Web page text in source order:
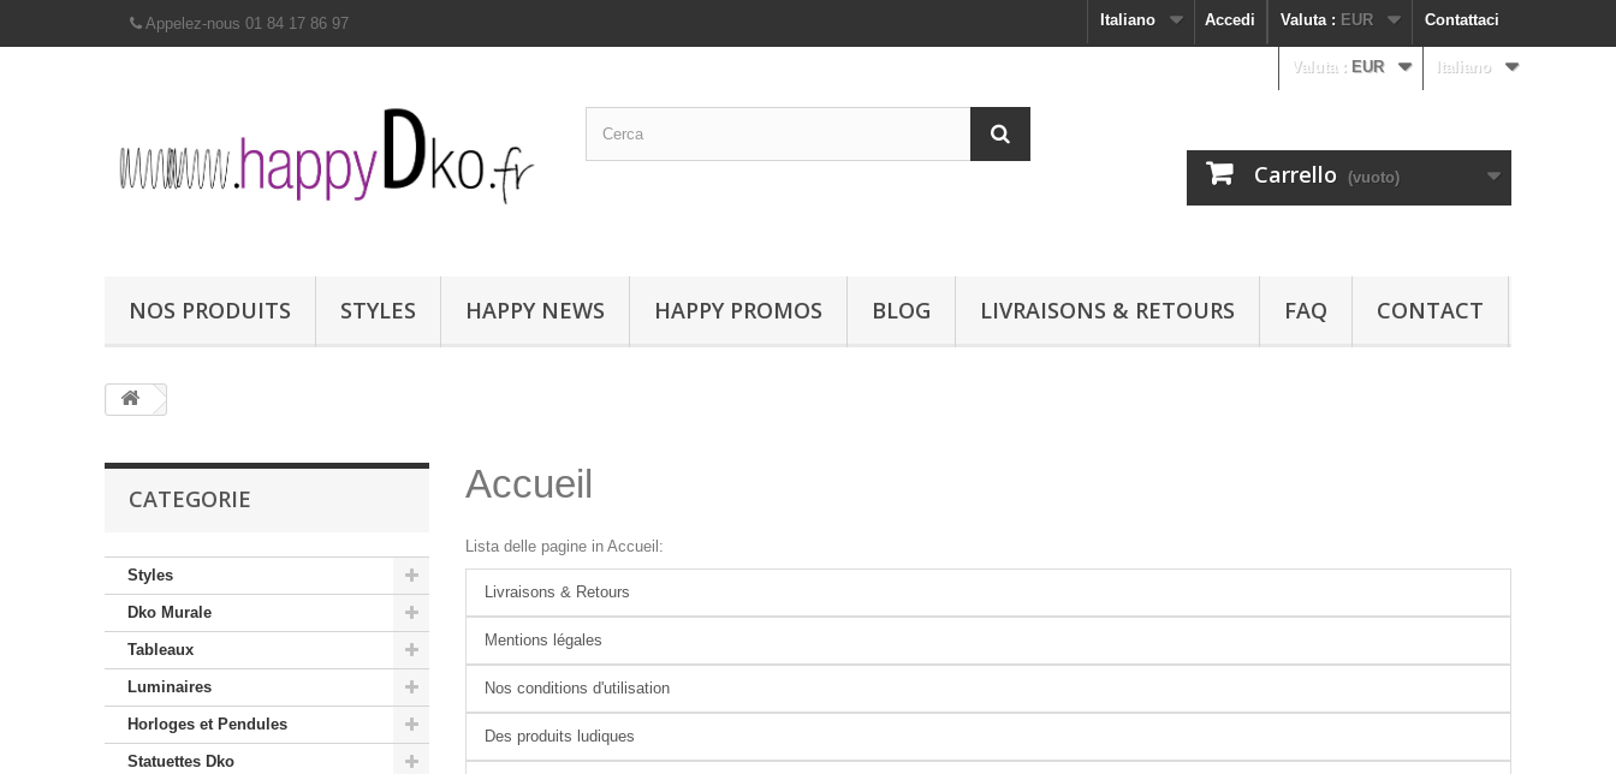
Contattaci
Valuta : EUR
Appelez-nous 01 84 17 86 97 Accedi
Italiano
Italiano
Valuta : EUR
Carrello (vuoto)
NOS PRODUITS STYLES HAPPY NEWS HAPPY PROMOS BLOG LIVRAISONS & RETOURS FAQ CONTACT
CATEGORIE
Styles
Dko Murale
Tableaux
Luminaires
Horloges et Pendules
Statuettes Dko
Accueil
Lista delle pagine in Accueil:
Livraisons & Retours
Mentions légales
Nos conditions d'utilisation
Des produits ludiques